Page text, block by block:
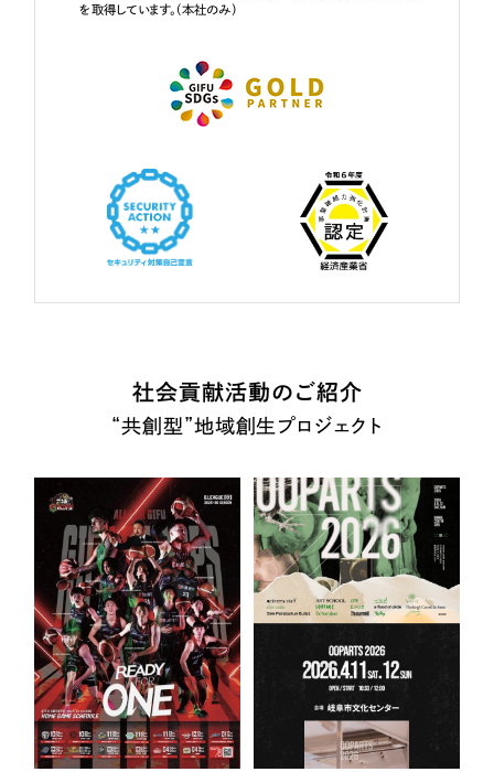
を取得しています。（本社のみ）
社会貢献活動のご紹介
“共創型”地域創生プロジェクト